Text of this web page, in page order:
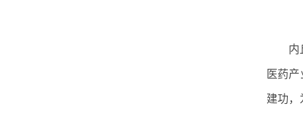
内
医药
建功，